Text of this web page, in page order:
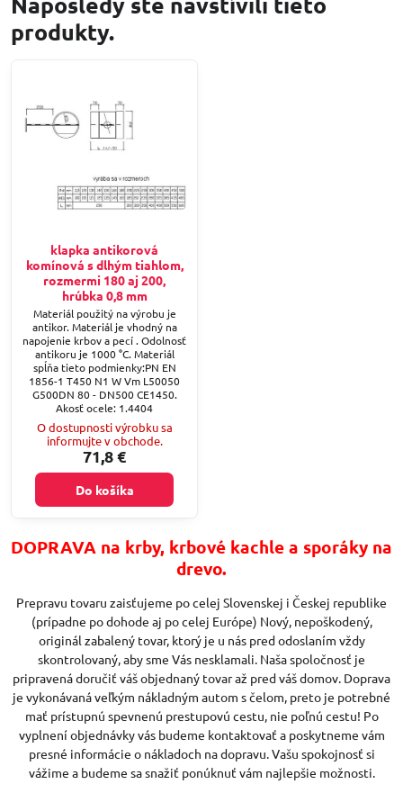
produkty.
klapka antikorová
komínová s dlhým tiahlom,
rozmermi 180 aj 200,
hrúbka 0,8 mm
Materiál použitý na výrobu je
antikor. Materiál je vhodný na
napojenie krbov a pecí . Odolnosť
antikoru je 1000 °C. Materiál
spĺňa tieto podmienky:PN EN
1856-1 T450 N1 W Vm L50050
G500DN 80 - DN500 CE1450.
Akosť ocele: 1.4404
O dostupnosti výrobku sa
informujte v obchode.
71,8 €
Do košíka
DOPRAVA na krby, krbové kachle a sporáky na
drevo.
Prepravu tovaru zaisťujeme po celej Slovenskej i Českej republike
(prípadne po dohode aj po celej Európe) Nový, nepoškodený,
originál zabalený tovar, ktorý je u nás pred odoslaním vždy
skontrolovaný, aby sme Vás nesklamali. Naša spoločnosť je
pripravená doručiť váš objednaný tovar až pred váš domov. Doprava
je vykonávaná veľkým nákladným autom s čelom, preto je potrebné
mať prístupnú spevnenú prestupovú cestu, nie poľnú cestu! Po
vyplnení objednávky vás budeme kontaktovať a poskytneme vám
presné informácie o nákladoch na dopravu. Vašu spokojnosť si
vážime a budeme sa snažiť ponúknuť vám najlepšie možnosti.